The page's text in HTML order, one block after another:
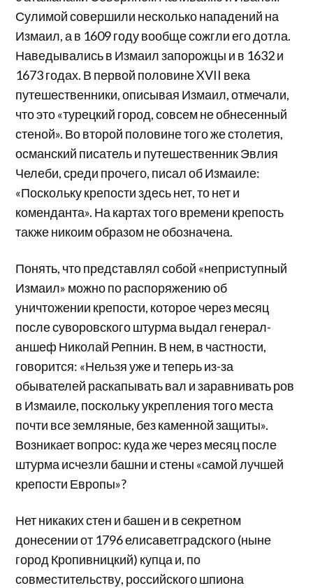
Сулимой совершили несколько нападений на
Измаил, а в 1609 году вообще сожгли его дотла.
Наведывались в Измаил запорожцы и в 1632 и
1673 годах. В первой половине XVII века
путешественники, описывая Измаил, отмечали,
что это «турецкий город, совсем не обнесенный
стеной». Во второй половине того же столетия,
османский писатель и путешественник Эвлия
Челеби, среди прочего, писал об Измаиле:
«Поскольку крепости здесь нет, то нет и
коменданта». На картах того времени крепость
также никоим образом не обозначена.
Понять, что представлял собой «неприступный
Измаил» можно по распоряжению об
уничтожении крепости, которое через месяц
после суворовского штурма выдал генерал-
аншеф Николай Репнин. В нем, в частности,
говорится: «Нельзя уже и теперь из-за
обывателей раскапывать вал и заравнивать ров
в Измаиле, поскольку укрепления того места
почти все земляные, без каменной защиты».
Возникает вопрос: куда же через месяц после
штурма исчезли башни и стены «самой лучшей
крепости Европы»?
Нет никаких стен и башен и в секретном
донесении от 1796 елисаветградского (ныне
город Кропивницкий) купца и, по
совместительству, российского шпиона